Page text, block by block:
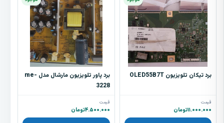
برد تیکان تلویزیون OLED55B7T
قیمت
۱۱.۰۰۰.۰۰۰تومان
برد پاور تلویزیون مارشال مدل me-
3228
قیمت
۴.۵۰۰.۰۰۰تومان